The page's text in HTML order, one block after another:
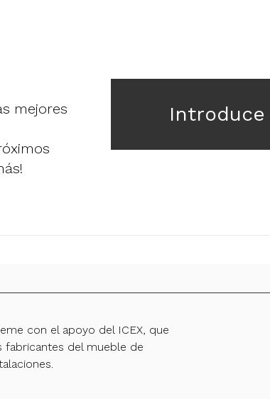
mejores
con el apoyo del ICEX, que
fabricantes del mueble de